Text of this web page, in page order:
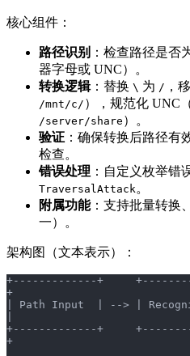
核心组件：
路径识别 ：检查路径是否
器字母或 UNC）。
转换逻辑：替换 \ 为 / ，
/mnt/c/ ），规范化 UNC
/server/share ）。
验证 ：确保转换后路径有
检查。
错误处理 ：自定义枚举错
TraversalAttack 。
附属功能：支持批量转换
一）。
架构图（文本表示）：
+-------------+
+
| Path Input  | --> |
+-------------+
+